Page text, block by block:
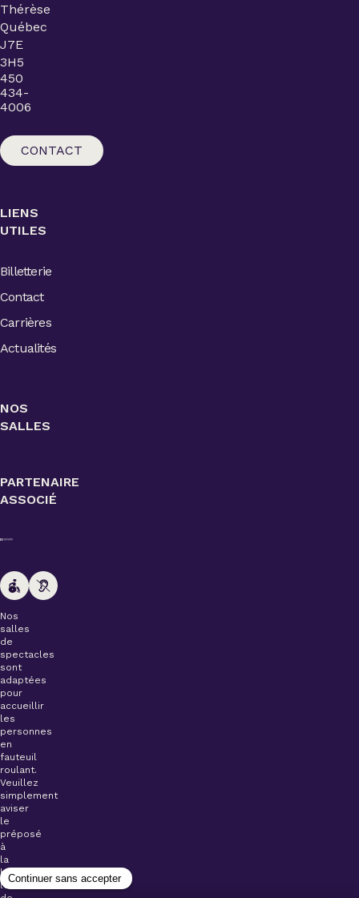
Thérèse
Québec
J7E
3H5
450
434-
4006
CONTACT
LIENS
UTILES
Billetterie
Contact
Carrières
Actualités
NOS
SALLES
PARTENAIRE
ASSOCIÉ
Nos
salles
de
spectacles
sont
adaptées
pour
accueillir
les
personnes
en
fauteuil
roulant.
Veuillez
simplement
aviser
le
préposé
à
la
billetterie
lors